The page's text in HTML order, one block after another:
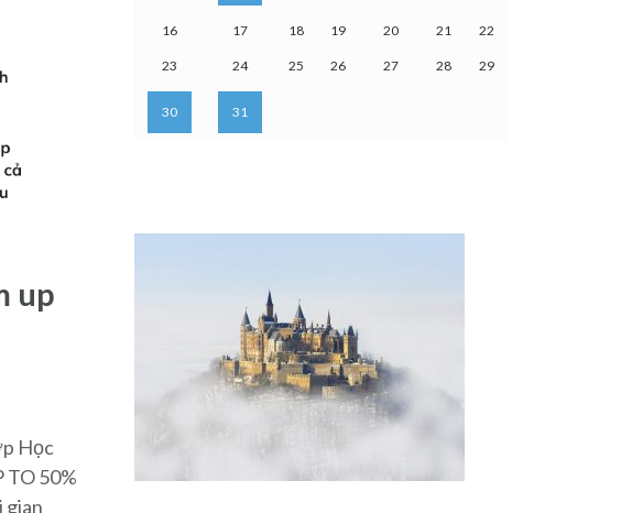
up
Học
TO 50%
gian
16 17 18 19 20 21 22
23 24 25 26 27 28 29
30 31